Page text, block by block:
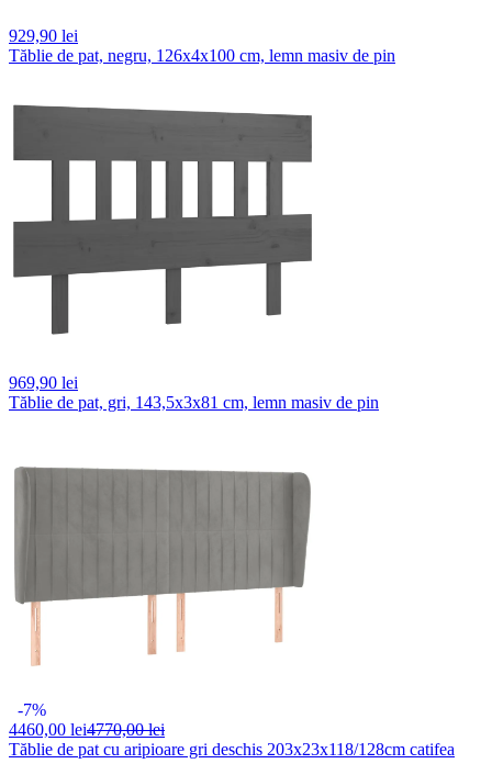
929,90 lei
Tăblie de pat, negru, 126x4x100 cm, lemn masiv de pin
969,90 lei
Tăblie de pat, gri, 143,5x3x81 cm, lemn masiv de pin
-7%
4460,00 lei4770,00 lei
Tăblie de pat cu aripioare gri deschis 203x23x118/128cm catifea